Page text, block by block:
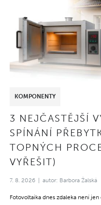
KOMPONENTY
3 NEJČASTĚJŠÍ
SPÍNÁNÍ
TOPNÝCH
VYŘEŠIT)
7. 8. 2026 autor: Barbora Žalská
Fotovoltaika dnes zdaleka není